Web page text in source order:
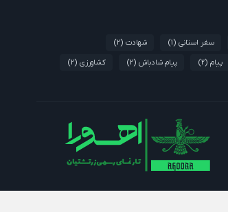
سفر استانی (1) شهادت (2)
پیام (2) پیام شادباش (2) کشاورزی (2)